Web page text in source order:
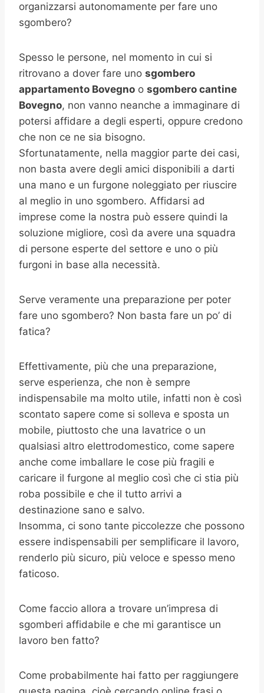
organizzarsi autonomamente per fare uno
sgombero?
Spesso le persone, nel momento in cui si
ritrovano a dover fare uno sgombero
appartamento Bovegno o sgombero cantine
Bovegno, non vanno neanche a immaginare di
potersi affidare a degli esperti, oppure credono
che non ce ne sia bisogno.
Sfortunatamente, nella maggior parte dei casi,
non basta avere degli amici disponibili a darti
una mano e un furgone noleggiato per riuscire
al meglio in uno sgombero. Affidarsi ad
imprese come la nostra può essere quindi la
soluzione migliore, così da avere una squadra
di persone esperte del settore e uno o più
furgoni in base alla necessità.
Serve veramente una preparazione per poter
fare uno sgombero? Non basta fare un po’ di
fatica?
Effettivamente, più che una preparazione,
serve esperienza, che non è sempre
indispensabile ma molto utile, infatti non è così
scontato sapere come si solleva e sposta un
mobile, piuttosto che una lavatrice o un
qualsiasi altro elettrodomestico, come sapere
anche come imballare le cose più fragili e
caricare il furgone al meglio così che ci stia più
roba possibile e che il tutto arrivi a
destinazione sano e salvo.
Insomma, ci sono tante piccolezze che possono
essere indispensabili per semplificare il lavoro,
renderlo più sicuro, più veloce e spesso meno
faticoso.
Come faccio allora a trovare un’impresa di
sgomberi affidabile e che mi garantisce un
lavoro ben fatto?
Come probabilmente hai fatto per raggiungere